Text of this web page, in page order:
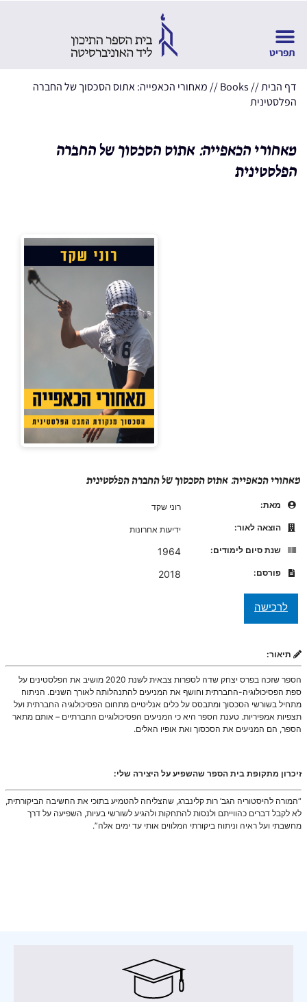
דף הבית//
Books
// מאחורי הכאפייה: אתוס הסכסוך של החברה
הפלסטינית
מאחורי הכאפייה: אתוס הסכסוך של החברה
הפלסטינית
מאחורי הכאפייה: אתוס הסכסוך של החברה הפלסטינית
מאת:
רוני שקד
הוצאה לאור:
ידיעות אחרונות
שנת סיום לימודים:
1964
פורסם: 2018
תיאור:
הספר שזכה בפרס יצחק שדה לספרות צבאית לשנת 2020 מושיב את הפלסטינים על
ספת הפסיכולוגיה-החברתית וחושף את המניעים להתנהלותה לאורך השנים. הניתוח
מתחיל בשורשי הסכסוך ומתבסס על כלים אנליטיים מתחום הפסיכולוגיה החברתית ועל
תצפיות אמפיריות. טענת הספר היא כי המניעים הפסיכולוגיים החברתיים – אותם מתאר
הספר, הם המניעים את הסכסוך ואת אופיו האלים.
זיכרון מתקופת בית הספר שהשפיע על היצירה שלי:
“המורה להיסטוריה הגב’ רות קלינברג, שהצליחה להטמיע בתוכי את החשיבה הביקורתית,
לא לקבל דברים כהווייתם ולנסות להתחקות ולהגיע לשורשי בעיות, השפיעה על דרך
מחשבתי ועל ראיה וניתוח ביקורתי המלווים אותי עד ימים אלה”.